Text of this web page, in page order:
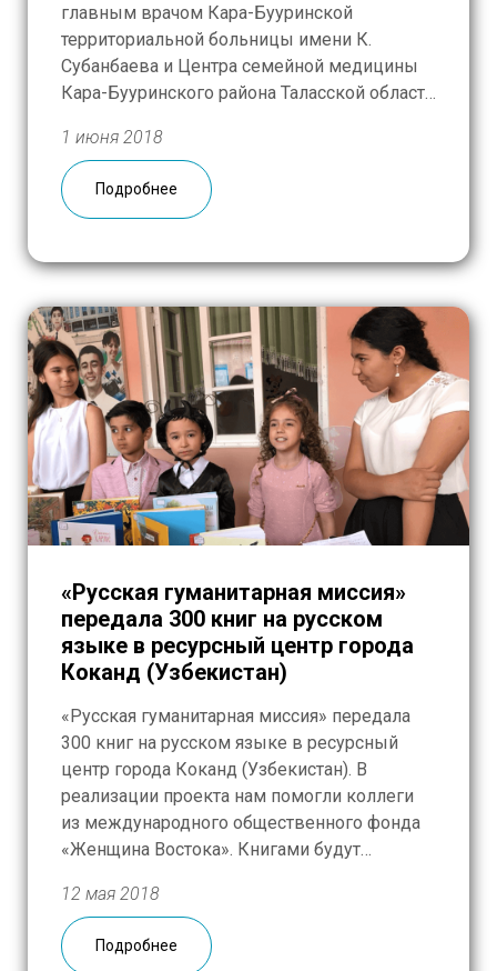
главным врачом Кара-Бууринской
территориальной больницы имени К.
Субанбаева и Центра семейной медицины
Кара-Бууринского района Таласской области
обсудить возможность обновления
артезианской скважины, обслуживающей
сразу несколько учреждений, в том числе и
больницу, в которой есть инфекционное
отсутствие очистных сооружений: резервуар
[…]
1 июня 2018
Подробнее
«Русская гуманитарная миссия»
передала 300 книг на русском
языке в ресурсный центр города
Коканд (Узбекистан)
«Русская гуманитарная миссия» передала
300 книг на русском языке в ресурсный
центр города Коканд (Узбекистан). В
реализации проекта нам помогли коллеги
из международного общественного фонда
«Женщина Востока». Книгами будут
расположенных в Коканде.
12 мая 2018
Подробнее